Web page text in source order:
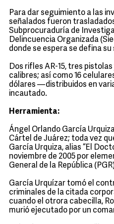
Para dar seguimiento a las
señalados fueron
Subprocuraduría de
Delincuencia Organizada
donde se espera se defina
Dos rifles AR-15, tres
calibres; así como 16
dólares —distribuidos en
incautado.
Herramienta:
Ángel Orlando García
Cártel de Juárez; toda vez
García Urquiza, alias “El
noviembre de 2005 por
General de la República
García Urquízar tomó el
criminales de la citada
cuando el otrora cabecilla,
murió ejecutado por un